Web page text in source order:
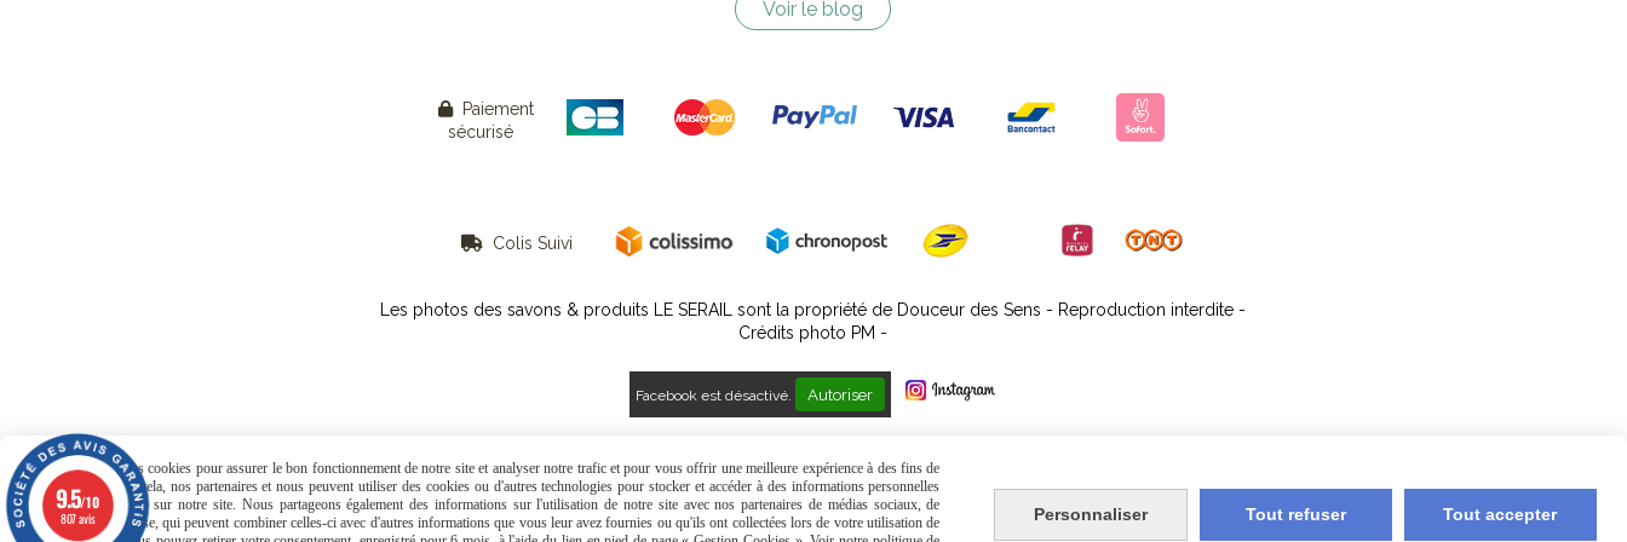
Voir le blog
Paiement
sécurisé
Colis Suivi
Les photos des savons & produits LE SERAIL sont la propriété de Douceur des Sens - Reproduction interdite -
Crédits photo PM -
Facebook est désactivé. Autoriser
Nous utilisons des cookies pour assurer le bon fonctionnement de notre site et analyser notre trafic et pour vous offrir une meilleure expérience à des fins de
statistiques. Pour cela, nos partenaires et nous peuvent utiliser des cookies ou d'autres technologies pour stocker et accéder à des informations personnelles
comme votre visite sur notre site. Nous partageons également des informations sur l'utilisation de notre site avec nos partenaires de médias sociaux, de
publicité et d'analyse, qui peuvent combiner celles-ci avec d'autres informations que vous leur avez fournies ou qu'ils ont collectées lors de votre utilisation de
Personnaliser Tout refuser Tout accepter
9.5/10
807 avis